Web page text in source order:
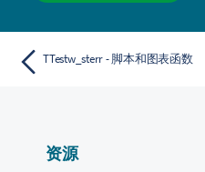
TTestw_sterr - 脚本和图表函数
资源